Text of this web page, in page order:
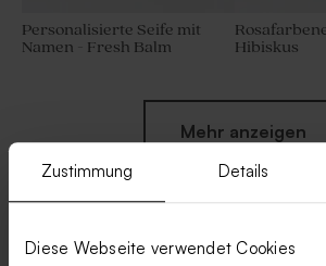
Zustimmung Details
Diese Webseite verwendet Cookies
Personalisierte Seife mit
Namen - Fresh Balm
Hibiskus
Mehr anzeigen